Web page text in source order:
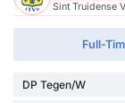
Sint Truidense
Full-
DP Tegen/W